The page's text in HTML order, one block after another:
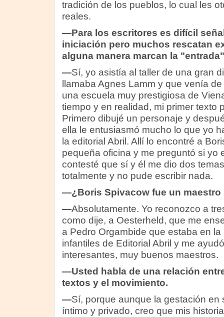
tradición de los pueblos, lo cual les
reales.
—Para los escritores es difícil
iniciación pero muchos rescatan
alguna manera marcan la
—Sí, yo asistía al taller de una gran
llamaba Agnes Lamm y que venía
una escuela muy prestigiosa de
tiempo y en realidad, mi primer texto
Primero dibujé un personaje y
ella le entusiasmó mucho lo que yo
la editorial Abril. Allí lo encontré a
pequeña oficina y me preguntó si yo
contesté que sí y él me dio dos
totalmente y no pude escribir nada.
—¿Boris Spivacow fue un maestro
—Absolutamente. Yo reconozco a
como dije, a Oesterheld, que me
a Pedro Orgambide que estaba en
infantiles de Editorial Abril y me
interesantes, muy buenos maestros.
—Usted habla de una relación
textos y el movimiento.
—Sí, porque aunque la gestación en
íntimo y privado, creo que mis